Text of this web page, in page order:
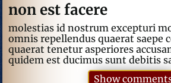
non est facere
molestias id nostrum excepturi
omnis repellendus quaerat saepe
quaerat tenetur asperiores
quidem est ducimus sunt debitis
Show